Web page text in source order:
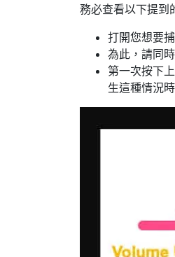
務必查看以下提到
打開您想要
為此，請同
第一次按下
生這種情況